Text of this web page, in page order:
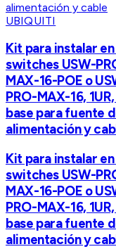
UBIQUITI
Kit para instalar
switches USW-
MAX-16-POE o
PRO-MAX-16,
base para fuente
alimentación y
Kit para instalar
switches USW-
MAX-16-POE o
PRO-MAX-16,
base para fuente
alimentación y